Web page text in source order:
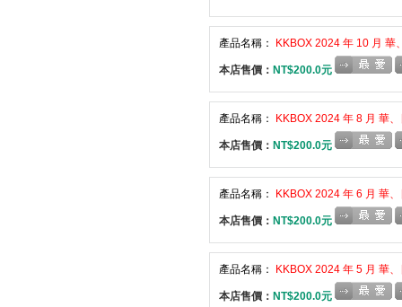
產品名稱： KKBOX 2024 年 10 月
本店售價： NT$200.0元
產品名稱： KKBOX 2024 年 8 月 華
本店售價： NT$200.0元
產品名稱： KKBOX 2024 年 6 月 華
本店售價： NT$200.0元
產品名稱： KKBOX 2024 年 5 月 華
本店售價： NT$200.0元